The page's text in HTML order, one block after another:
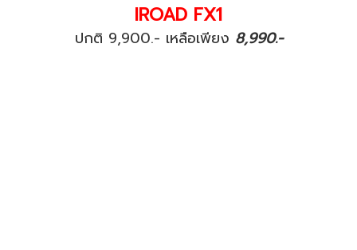
IROAD FX1
ปกติ 9,900.- เหลือเพียง 8,990.-